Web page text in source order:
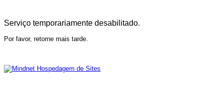
Serviço temporariamente desabilitado.
Por favor, retorne mais tarde.